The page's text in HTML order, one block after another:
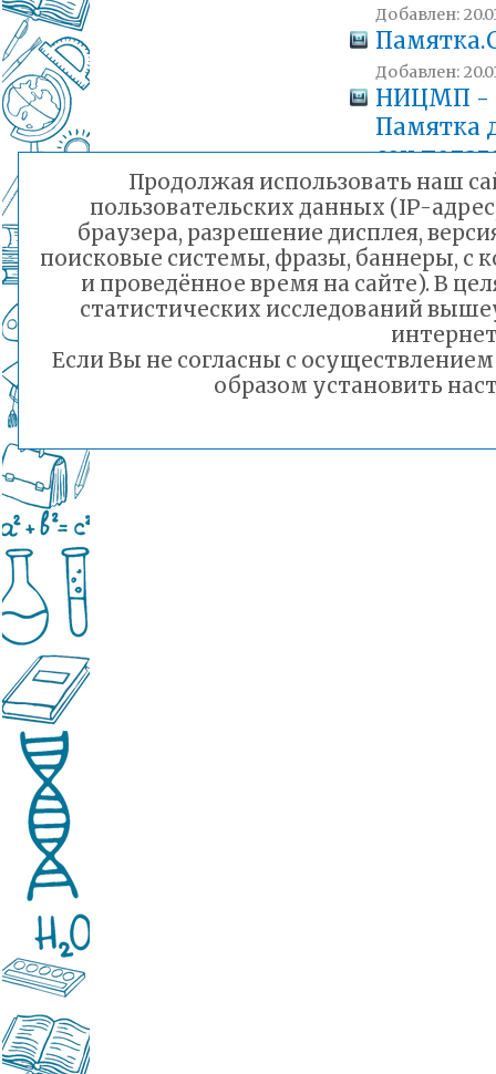
Добавлен:
Добавлен:
НИЦМП -
Памятка
Добавлен:
правовая
Добавлен:
Продолжая использовать наш
пользовательских данных (IP-
браузера, разрешение дисплея,
поисковые системы, фразы, баннеры, с
и проведённое время на сайте). В
статистических исследований
Если Вы не согласны с
образом установить